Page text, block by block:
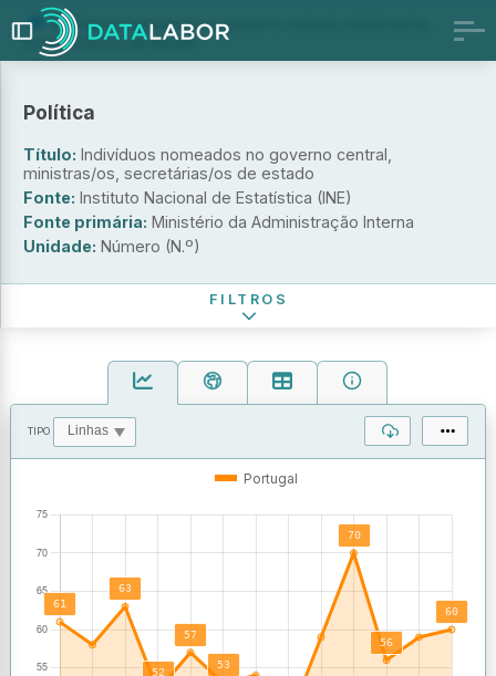
TIPO
Portugal
Política
Título: Indivíduos nomeados no governo central,
ministras/os, secretárias/os de estado
Fonte: Instituto Nacional de Estatística (INE)
Fonte primária: Ministério da Administração Interna
Unidade: Número (N.º)
Indivíduos nomeados no governo central, ministras/os,
secretárias/os de estado
Proporção de indivíduos nomeados no governo central,
Indivíduos eleitos para a Assembleia da República
República
Presidentes dos municípios
Sexo
FILTROS